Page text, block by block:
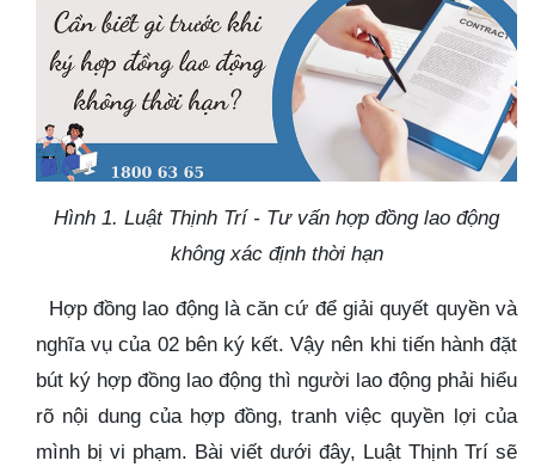
Hình 1. Luật Thịnh Trí - Tư vấn hợp đồng lao động
không xác định thời hạn
Hợp đồng lao động là căn cứ để giải quyết quyền và
nghĩa vụ của 02 bên ký kết. Vậy nên khi tiến hành đặt
bút ký hợp đồng lao động thì người lao động phải hiểu
rõ nội dung của hợp đồng, tranh việc quyền lợi của
mình bị vi phạm. Bài viết dưới đây, Luật Thịnh Trí sẽ